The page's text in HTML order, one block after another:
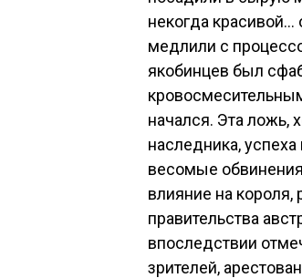
некогда красивой…
медлили с
якобинцев был
начался. Эта ложь,
наследника,
весомые
влияние на
правительства
впоследствии
зрителей,